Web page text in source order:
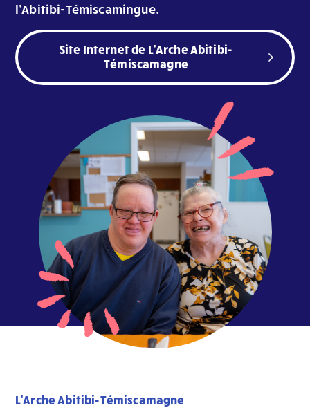
l’Abitibi-Témiscamingue.
Site Internet de L'Arche Abitibi-
Témiscamagne
L'Arche Abitibi-Témiscamagne